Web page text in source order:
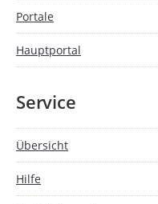
Portale
Hauptportal
Service
Übersicht
Hilfe